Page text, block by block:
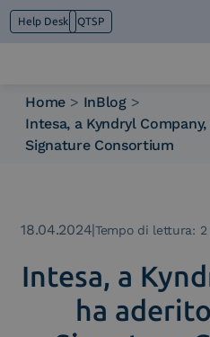
Help Desk QTSP
Chi siamo
Cosa facciamo
News e Media
Home > InBlog >
Intesa, a Kyndryl
Signature Consortium
18.04.2024|Tempo di lettura: 2
Intesa, a
ha